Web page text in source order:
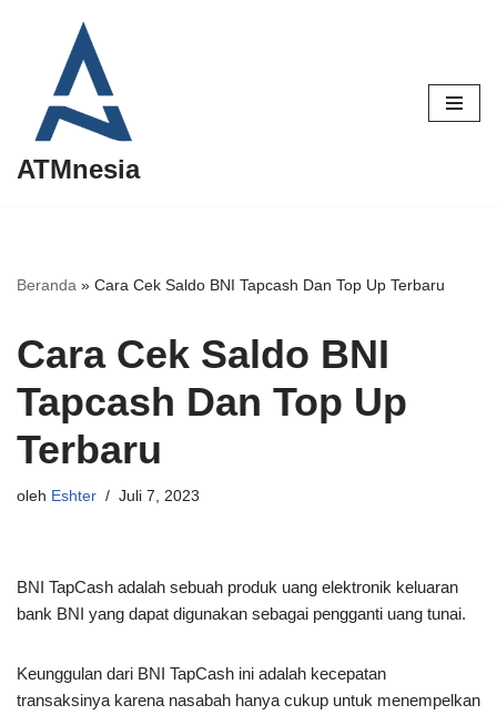
Lompat
konten
ATMnesia
Beranda » Cara Cek Saldo BNI Tapcash Dan Top Up Terbaru
Cara Cek Saldo BNI
Tapcash Dan Top Up
Terbaru
oleh Eshter Juli 7, 2023
BNI TapCash adalah sebuah produk uang elektronik keluaran
bank BNI yang dapat digunakan sebagai pengganti uang tunai.
Keunggulan dari BNI TapCash ini adalah kecepatan
transaksinya karena nasabah hanya cukup untuk menempelkan